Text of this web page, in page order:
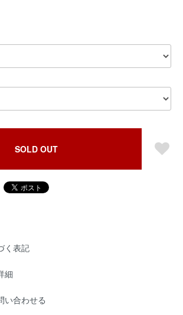
SOLD OUT
く表記
細
い合わせる